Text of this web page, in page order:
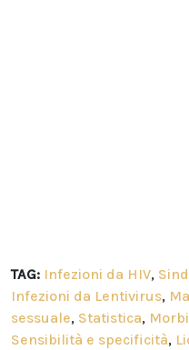
TAG: Infezioni da HIV,
Infezioni da Lentivirus,
sessuale, Statistica,
Sensibilità e specificità,